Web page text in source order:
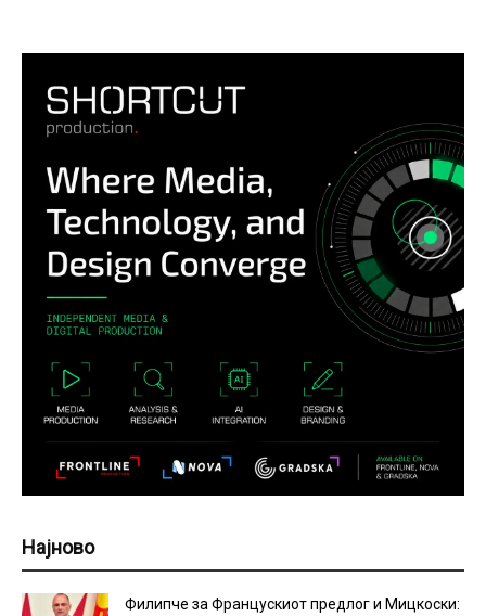
Најново
Филипче за Францускиот предлог и Мицкоски: